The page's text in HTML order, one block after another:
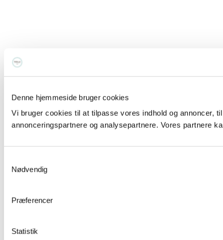
Denne hjemmeside bruger cookies
Vi bruger cookies til at tilpasse vores indhold og annoncer,
annonceringspartnere og analysepartnere. Vores partnere
Nødvendig
Præferencer
Statistik